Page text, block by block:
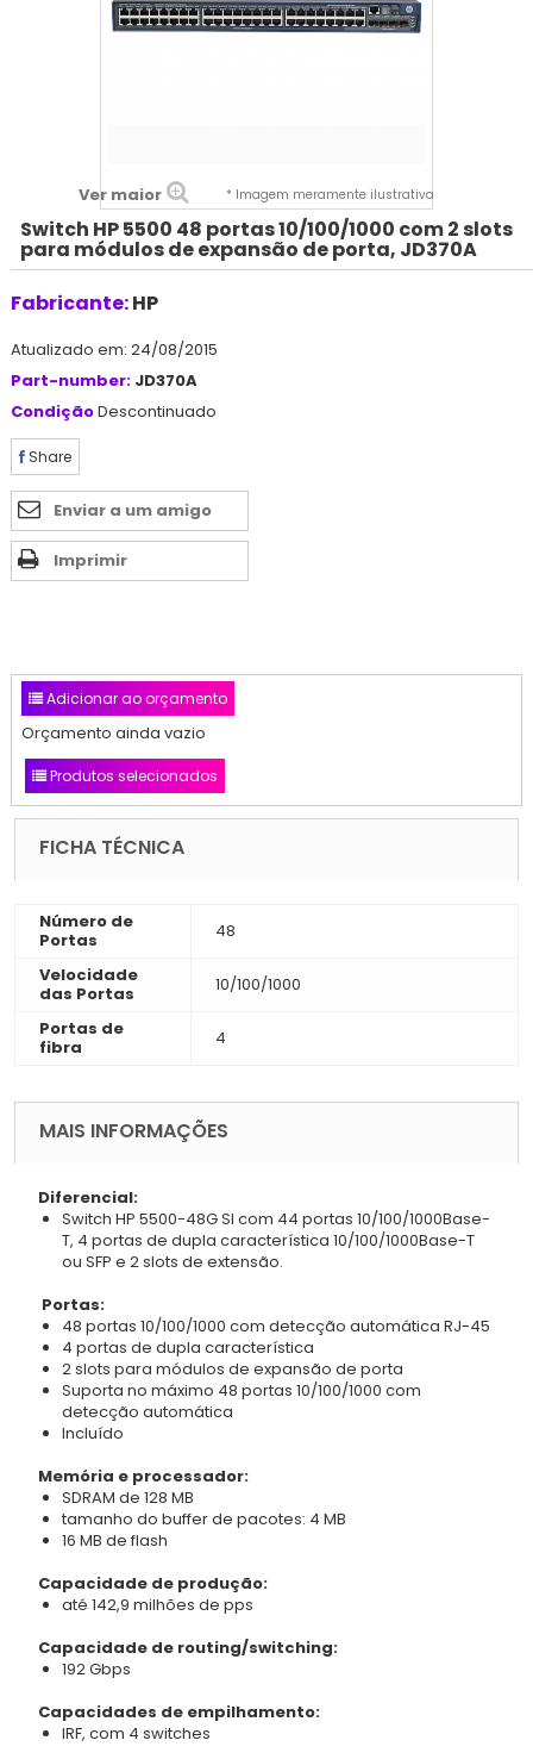
Ver maior * Imagem meramente ilustrativa
Switch HP 5500 48 portas 10/100/1000 com 2 slots
para módulos de expansão de porta, JD370A
Fabricante:HP
Atualizado em: 24/08/2015
Part-number: JD370A
CondiçãoDescontinuado
Share
Enviar a um amigo
Imprimir
Adicionar ao orçamento
Orçamento ainda vazio
Produtos selecionados
FICHA TÉCNICA
Número de
Portas
48
Velocidade
das Portas
10/100/1000
Portas de
fibra
4
MAIS INFORMAÇÕES
Diferencial:
Switch HP 5500-48G SI com 44 portas 10/100/1000Base-
T, 4 portas de dupla característica 10/100/1000Base-T
ou SFP e 2 slots de extensão.
Portas:
48 portas 10/100/1000 com detecção automática RJ-45
4 portas de dupla característica
2 slots para módulos de expansão de porta
Suporta no máximo 48 portas 10/100/1000 com
detecção automática
Incluído
Memória e processador:
SDRAM de 128 MB
tamanho do buffer de pacotes: 4 MB
16 MB de flash
Capacidade de produção:
até 142,9 milhões de pps
Capacidade de routing/switching:
192 Gbps
Capacidades de empilhamento:
IRF, com 4 switches